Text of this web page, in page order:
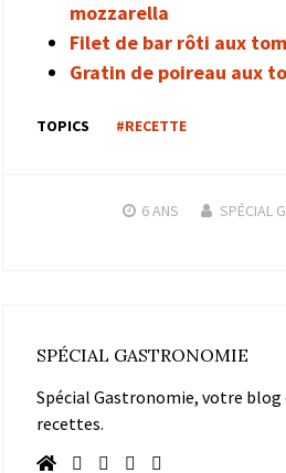
mozzarella
Filet de bar rôti aux
Gratin de poireau aux
TOPICS #RECETTE
6 ANS SPÉCIAL
SPÉCIAL GASTRONOMIE
Spécial Gastronomie, votre blog
recettes.